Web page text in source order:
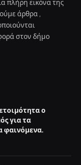
πλήρη εικόνα της
άρθρα ,
στον δήμο
ο
για τα
φαινόμενα.